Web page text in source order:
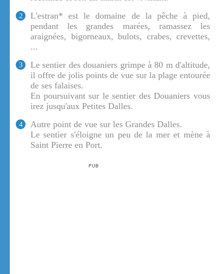
2
L'estran* est le domaine de la pêche à pied,
pendant les grandes marées, ramassez les
araignées, bigorneaux, bulots, crabes, crevettes,
...
3
Le sentier des douaniers grimpe à 80 m d'altitude,
il offre de jolis points de vue sur la plage entourée
de ses falaises.
En poursuivant sur le sentier des Douaniers vous
irez jusqu'aux Petites Dalles.
4
Autre point de vue sur les Grandes Dalles.
Le sentier s'éloigne un peu de la mer et mène à
Saint Pierre en Port.